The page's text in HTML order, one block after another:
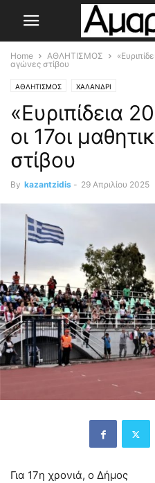
Home ΑΘΛΗΤΙΣΜΟΣ
αγώνες στίβου
ΑΘΛΗΤΙΣΜΟΣ ΧΑΛΑΝΔΡΙ
«Ευριπίδεια
οι 17οι
στίβου
By kazantzidis - 29 Απριλίου 2025
Για 17η χρονιά, ο Δήμος